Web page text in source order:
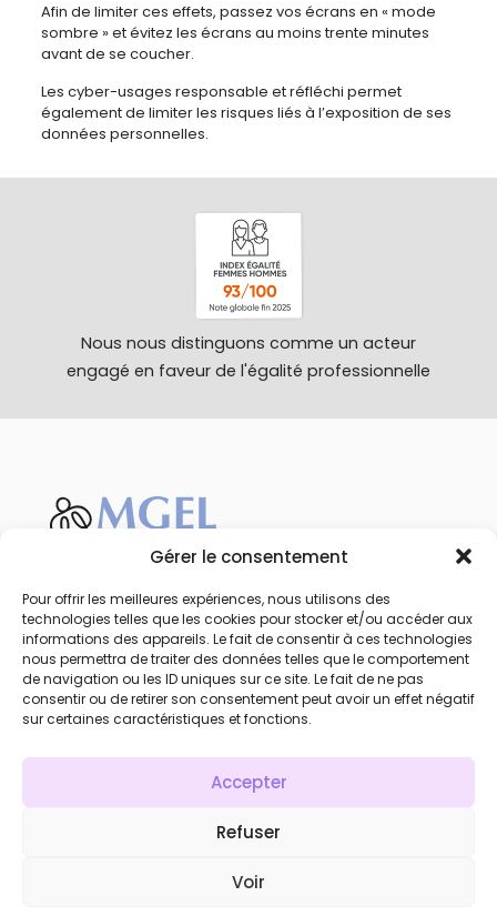
Gérer le consentement
Pour offrir les meilleures expériences, nous utilisons des
technologies telles que les cookies pour stocker et/ou accéder aux
informations des appareils. Le fait de consentir à ces technologies
nous permettra de traiter des données telles que le comportement
de navigation ou les ID uniques sur ce site. Le fait de ne pas
consentir ou de retirer son consentement peut avoir un effet négatif
sur certaines caractéristiques et fonctions.
Accepter
Refuser
Voir
Afin de limiter ces effets, passez vos écrans en « mode
sombre » et évitez les écrans au moins trente minutes
avant de se coucher.
Les cyber-usages responsable et réfléchi permet
également de limiter les risques liés à l’exposition de ses
données personnelles.
Nous nous distinguons comme un acteur
engagé en faveur de l'égalité professionnelle
Favoriser la santé et le bien-être des jeunes
Calendrier
Qui sommes-nous
Mentions légales
Statuts
Accès compte personnel